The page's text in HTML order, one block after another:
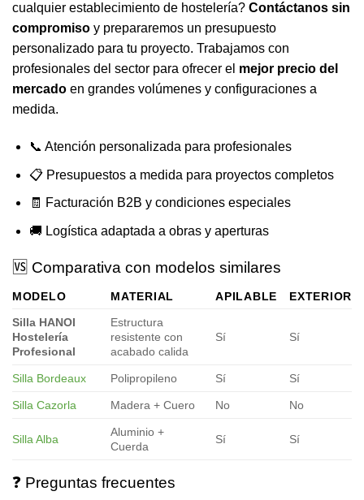
cualquier establecimiento de hostelería? Contáctanos sin
compromiso y prepararemos un presupuesto
personalizado para tu proyecto. Trabajamos con
profesionales del sector para ofrecer el mejor precio del
mercado en grandes volúmenes y configuraciones a
medida.
📞 Atención personalizada para profesionales
📋 Presupuestos a medida para proyectos completos
🧾 Facturación B2B y condiciones especiales
🚚 Logística adaptada a obras y aperturas
🆚 Comparativa con modelos similares
MODELO MATERIAL APILABLE
EXTERIOR
Silla HANOI
Hostelería
Profesional
Estructura
resistente con
acabado calida
Sí Sí
Silla Bordeaux Polipropileno Sí Sí
Silla Cazorla Madera + Cuero No No
Silla Alba
Aluminio +
Cuerda
Sí Sí
❓ Preguntas frecuentes